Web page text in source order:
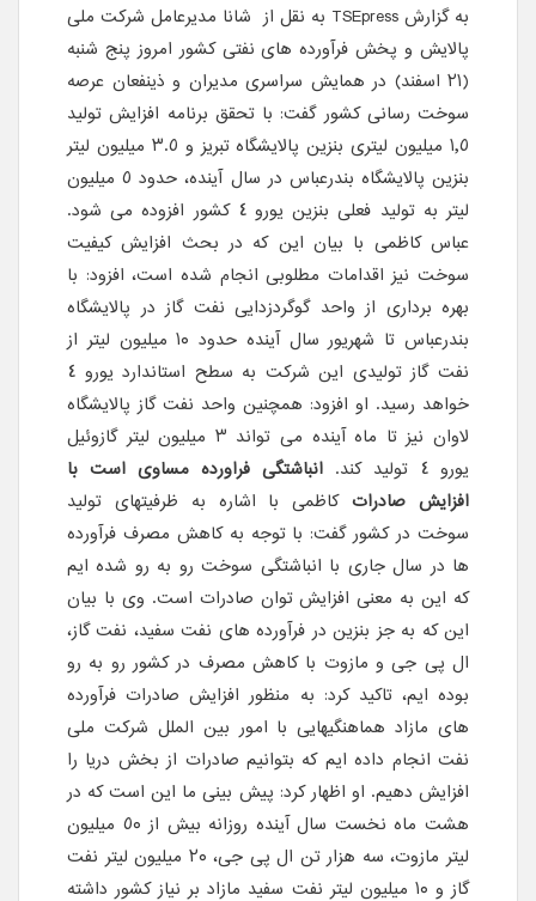
به گزارشTSEpress به نقل از شانا مدیرعامل شرکت ملی
پالایش و پخش فرآورده های نفتی کشور امروز پنج شنبه
(٢١ اسفند) در همایش سراسری مدیران و ذینفعان عرصه
سوخت رسانی کشور گفت: با تحقق برنامه افزایش تولید
١,٥ میلیون لیتری بنزین پالایشگاه تبریز و ٣.٥ میلیون لیتر
بنزین پالایشگاه بندرعباس در سال آینده، حدود ٥ میلیون
لیتر به تولید فعلی بنزین یورو ٤ کشور افزوده می شود.
عباس کاظمی با بیان این که در بحث افزایش کیفیت
سوخت نیز اقدامات مطلوبی انجام شده است، افزود: با
بهره برداری از واحد گوگردزدایی نفت گاز در پالایشگاه
بندرعباس تا شهریور سال آینده حدود ١٠ میلیون لیتر از
نفت گاز تولیدی این شرکت به سطح استاندارد یورو ٤
خواهد رسید. او افزود: همچنین واحد نفت گاز پالایشگاه
لاوان نیز تا ماه آینده می تواند ٣ میلیون لیتر گازوئیل
یورو ٤ تولید کند.
انباشتگی فراورده مساوی است با
افزایش صادراتکاظمی با اشاره به ظرفیتهای تولید
سوخت در کشور گفت: با توجه به کاهش مصرف فرآورده
ها در سال جاری با انباشتگی سوخت رو به رو شده ایم
که این به معنی افزایش توان صادرات است. وی با بیان
این که به جز بنزین در فرآورده های نفت سفید، نفت گاز،
ال پی جی و مازوت با کاهش مصرف در کشور رو به رو
بوده ایم، تاکید کرد: به منظور افزایش صادرات فرآورده
های مازاد هماهنگیهایی با امور بین الملل شرکت ملی
نفت انجام داده ایم که بتوانیم صادرات از بخش دریا را
افزایش دهیم. او اظهار کرد: پیش بینی ما این است که در
هشت ماه نخست سال آینده روزانه بیش از ٥٠ میلیون
لیتر مازوت، سه هزار تن ال پی جی، ٢٠ میلیون لیتر نفت
گاز و ١٠ میلیون لیتر نفت سفید مازاد بر نیاز کشور داشته